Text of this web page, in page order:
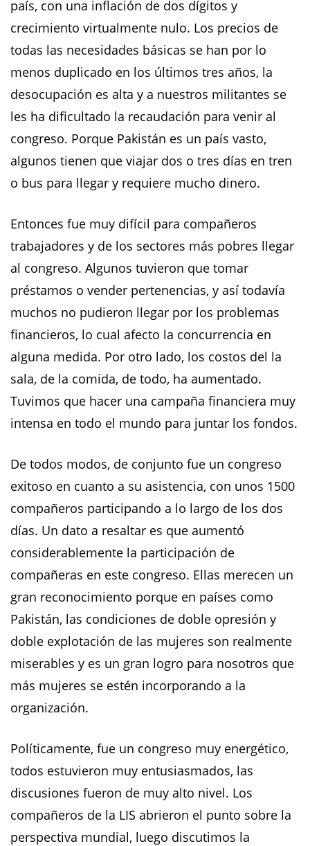
país, con una inflación de dos dígitos y
crecimiento virtualmente nulo. Los precios de
todas las necesidades básicas se han por lo
menos duplicado en los últimos tres años, la
desocupación es alta y a nuestros militantes se
les ha dificultado la recaudación para venir al
congreso. Porque Pakistán es un país vasto,
algunos tienen que viajar dos o tres días en tren
o bus para llegar y requiere mucho dinero.
Entonces fue muy difícil para compañeros
trabajadores y de los sectores más pobres llegar
al congreso. Algunos tuvieron que tomar
préstamos o vender pertenencias, y así todavía
muchos no pudieron llegar por los problemas
financieros, lo cual afecto la concurrencia en
alguna medida. Por otro lado, los costos del la
sala, de la comida, de todo, ha aumentado.
Tuvimos que hacer una campaña financiera muy
intensa en todo el mundo para juntar los fondos.
De todos modos, de conjunto fue un congreso
exitoso en cuanto a su asistencia, con unos 1500
compañeros participando a lo largo de los dos
días. Un dato a resaltar es que aumentó
considerablemente la participación de
compañeras en este congreso. Ellas merecen un
gran reconocimiento porque en países como
Pakistán, las condiciones de doble opresión y
doble explotación de las mujeres son realmente
miserables y es un gran logro para nosotros que
más mujeres se estén incorporando a la
organización.
Políticamente, fue un congreso muy energético,
todos estuvieron muy entusiasmados, las
discusiones fueron de muy alto nivel. Los
compañeros de la LIS abrieron el punto sobre la
perspectiva mundial, luego discutimos la